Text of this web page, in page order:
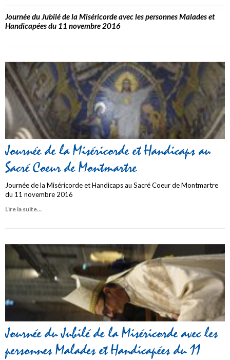
Journée du Jubilé de la Miséricorde avec les personnes Malades et
Handicapées du 11 novembre 2016
Journée de la Miséricorde et Handicaps au
Sacré Coeur de Montmartre
Journée de la Miséricorde et Handicaps au Sacré Coeur de Montmartre
du 11 novembre 2016
Lire la suite…
Journée du Jubilé de la Miséricorde avec les
personnes Malades et Handicapées du 11